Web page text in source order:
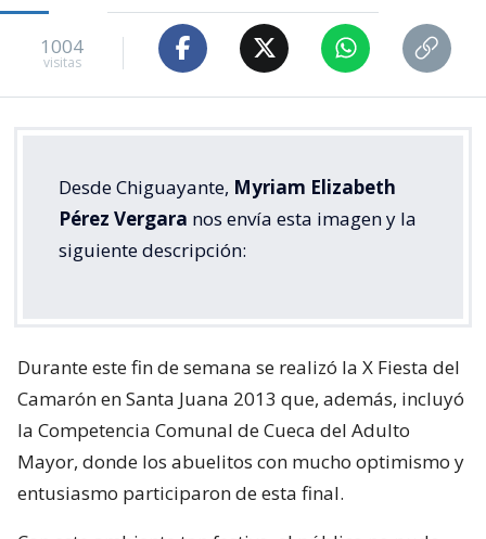
1004
visitas
Desde Chiguayante, Myriam Elizabeth
Pérez Vergara nos envía esta imagen y la
siguiente descripción:
Durante este fin de semana se realizó la X Fiesta del
Camarón en Santa Juana 2013 que, además, incluyó
la Competencia Comunal de Cueca del Adulto
Mayor, donde los abuelitos con mucho optimismo y
entusiasmo participaron de esta final.